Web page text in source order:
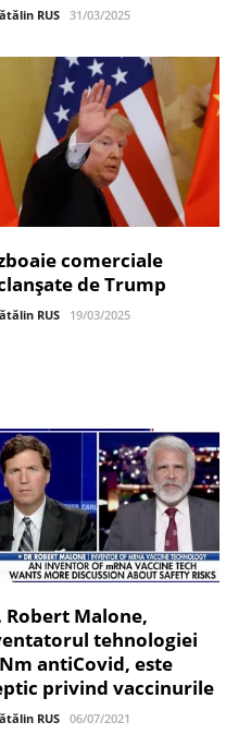
RUS 31/03/2025
comerciale
de Trump
RUS 19/03/2025
Robert Malone,
tehnologiei
antiCovid, este
privind vaccinurile
RUS 06/07/2021